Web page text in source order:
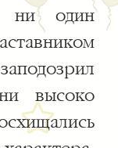
ни один
высоко